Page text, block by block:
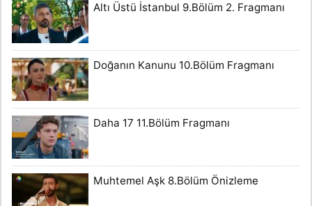
Altı Üstü İstanbul 9.Bölüm 2. Fragmanı
Doğanın Kanunu 10.Bölüm Fragmanı
Daha 17 11.Bölüm Fragmanı
Muhtemel Aşk 8.Bölüm Önizleme